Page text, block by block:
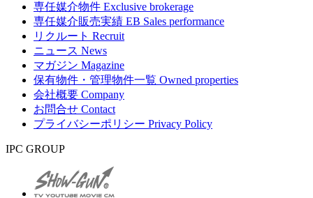
専任媒介物件 Exclusive brokerage
専任媒介販売実績 EB Sales performance
リクルート Recruit
ニュース News
マガジン Magazine
保有物件・管理物件一覧 Owned properties
会社概要 Company
お問合せ Contact
プライバシーポリシー Privacy Policy
IPC GROUP